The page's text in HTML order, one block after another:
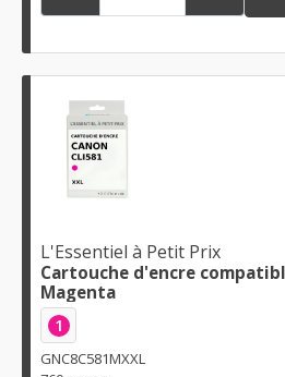
L'Essentiel à Petit Prix
Cartouche d'encre
Magenta
1
GNC8C581MXXL